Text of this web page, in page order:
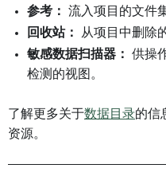
参考：
流入项目的文件
回收站：
从项目中删除
敏感数据扫描器：
供操
检测的视图。
了解更多关于数据目录的信
资源。